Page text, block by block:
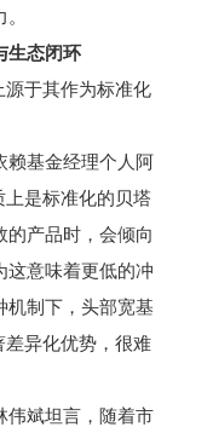
态闭环
于其作为标准化
基金经理个人阿
是标准化的贝塔
的产品时，会倾向
这意味着更低的冲
机制下，头部宽基
差异化优势，很难
斌坦言，随着市